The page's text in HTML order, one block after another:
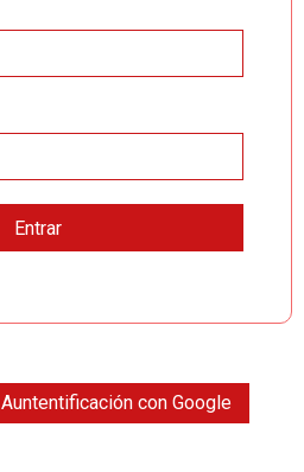
Auntentificación con Google